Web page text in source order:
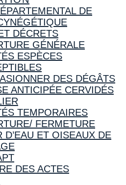
DE
DÉCRETS
GÉNÉRALE
ESPÈCES
DES DÉGÂTS
ANTICIPÉE CERVIDÉS
TEMPORAIRES
FERMETURE
D’EAU ET OISEAUX DE
DES ACTES